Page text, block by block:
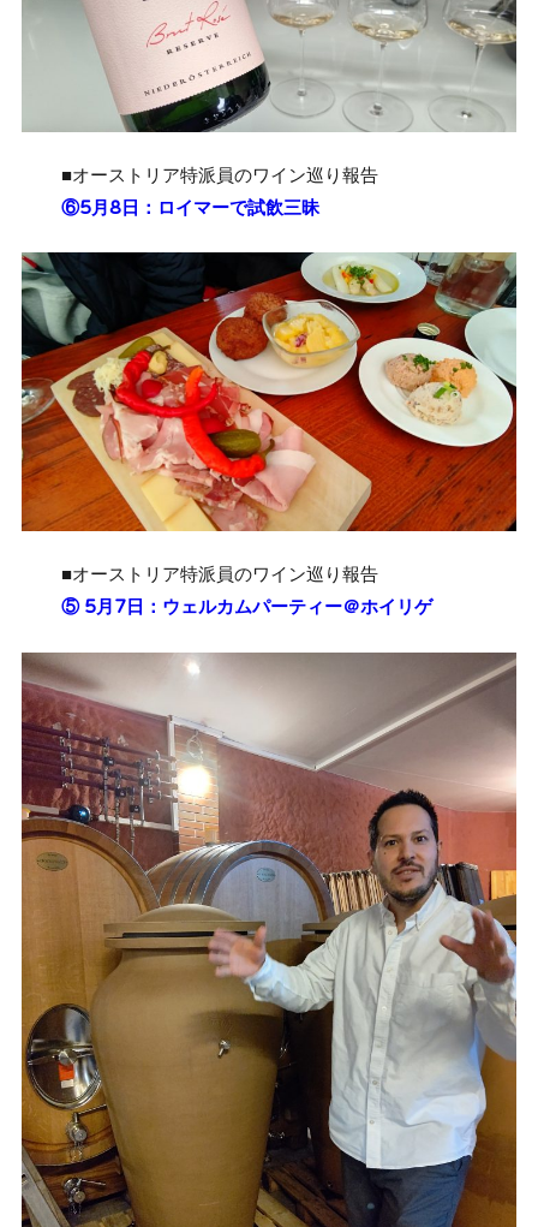
■オーストリア特派員のワイン巡り報告
⑥5月8日：ロイマーで試飲三昧
■オーストリア特派員のワイン巡り報告
⑤ 5月7日：ウェルカムパーティー＠ホイリゲ